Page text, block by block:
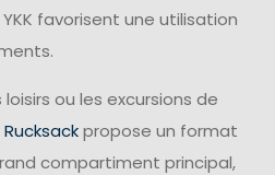
favorisent une utilisation
loisirs ou les excursions de
propose un format
compartiment principal,